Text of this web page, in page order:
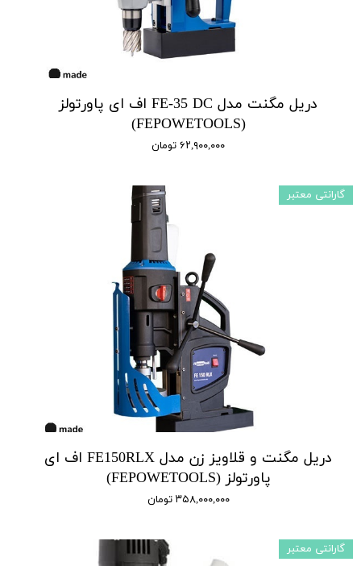
دریل مگنت مدل FE-35 DC اف ای پاورتولز
(FEPOWETOOLS)
۶۲,۹۰۰,۰۰۰ تومان
دریل مگنت و قلاویز زن مدل FE150RLX اف ای
پاورتولز (FEPOWETOOLS)
۳۵۸,۰۰۰,۰۰۰ تومان
گارانتی معتبر
گارانتی معتبر